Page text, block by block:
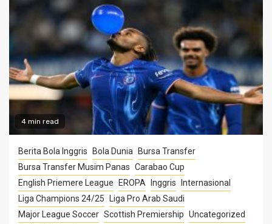
4 min read
Berita Bola Inggris Bola Dunia
Bursa Transfer
Bursa Transfer Musim Panas Carabao Cup
English Priemere League
EROPA Inggris
Internasional
Liga Champions 24/25
Liga Pro Arab Saudi
Major League Soccer Scottish Premiership Uncategorized